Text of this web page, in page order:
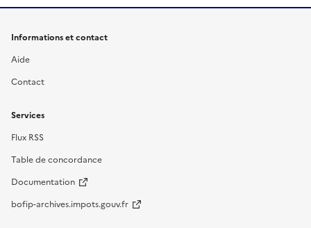
Informations et contact
Aide
Contact
Services
Flux RSS
Table de concordance
Documentation
bofip-archives.impots.gouv.fr